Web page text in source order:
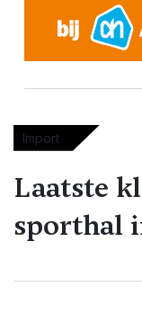
Import
Laatste
sporthal